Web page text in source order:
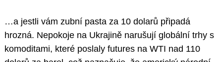
…a jestli vám zubní pasta za 10 dolarů připadá
hrozná. Nepokoje na Ukrajině narušují globální trhy s
komoditami, které poslaly futures na WTI nad 110